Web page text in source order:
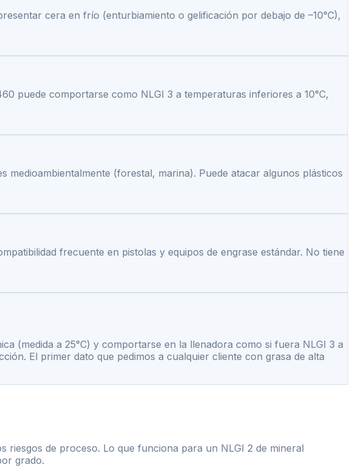
cera en frío (enturbiamiento o gelificación por debajo de –10°C),
puede comportarse como NLGI 3 a temperaturas inferiores a 10°C,
medioambientalmente (forestal, marina). Puede atacar algunos plásticos
frecuente en pistolas y equipos de engrase estándar. No tiene
(medida a 25°C) y comportarse en la llenadora como si fuera NLGI 3 a
El primer dato que pedimos a cualquier cliente con grasa de alta
riesgos de proceso. Lo que funciona para un NLGI 2 de mineral
grado.